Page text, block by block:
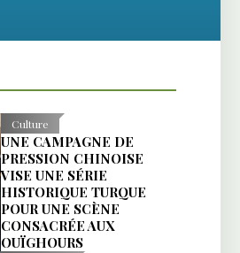
Culture
UNE CAMPAGNE DE
PRESSION CHINOISE
VISE UNE SÉRIE
HISTORIQUE TURQUE
POUR UNE SCÈNE
CONSACRÉE AUX
OUÏGHOURS